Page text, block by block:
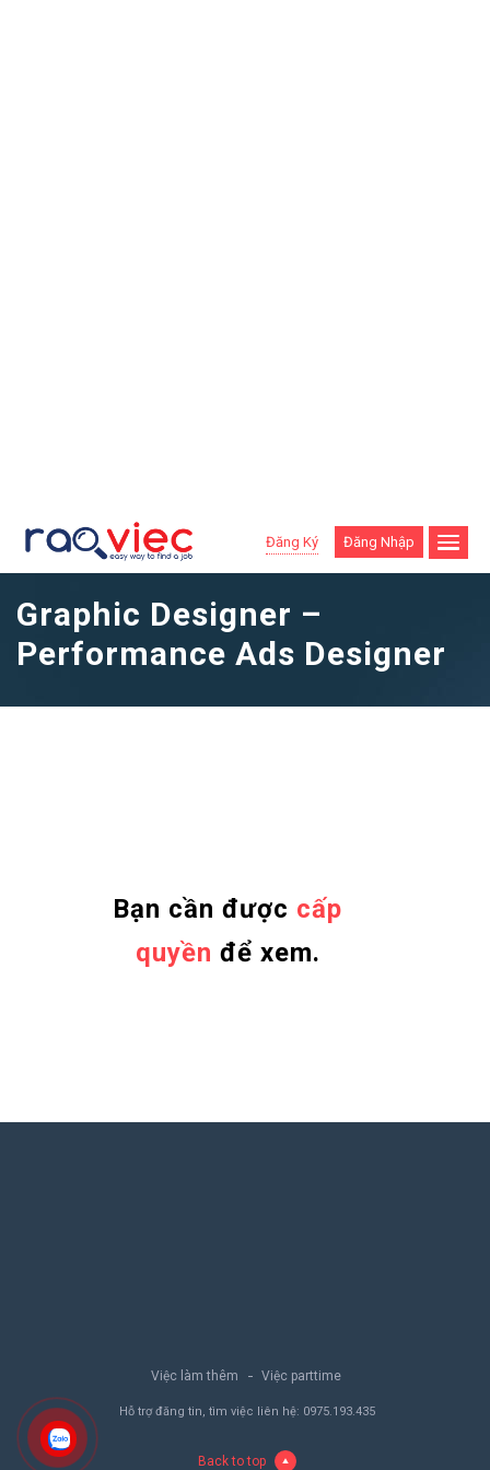
Đăng Ký Đăng Nhập
Graphic Designer –
Performance Ads Designer
Bạn cần được cấp
quyền để xem.
Việc làm thêm Việc parttime
Hỗ trợ đăng tin, tìm việc liên hệ: 0975.193.435
Back to top